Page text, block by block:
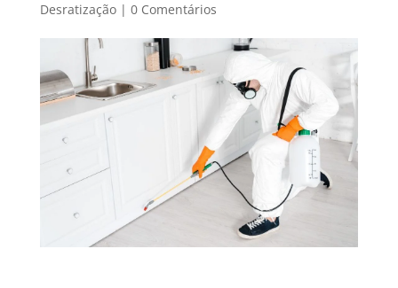
Desratização| 0 Comentários